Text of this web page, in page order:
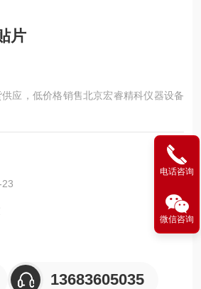
片
应，低价格销售北京宏睿精科仪器设备
13683605035
电话咨询
微信咨询